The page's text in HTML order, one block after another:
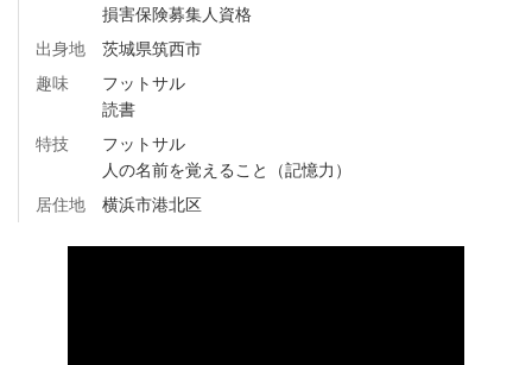
損害保険募集人資格
出身地
茨城県筑西市
趣味
フットサル
読書
特技
フットサル
人の名前を覚えること（記憶力）
居住地
横浜市港北区